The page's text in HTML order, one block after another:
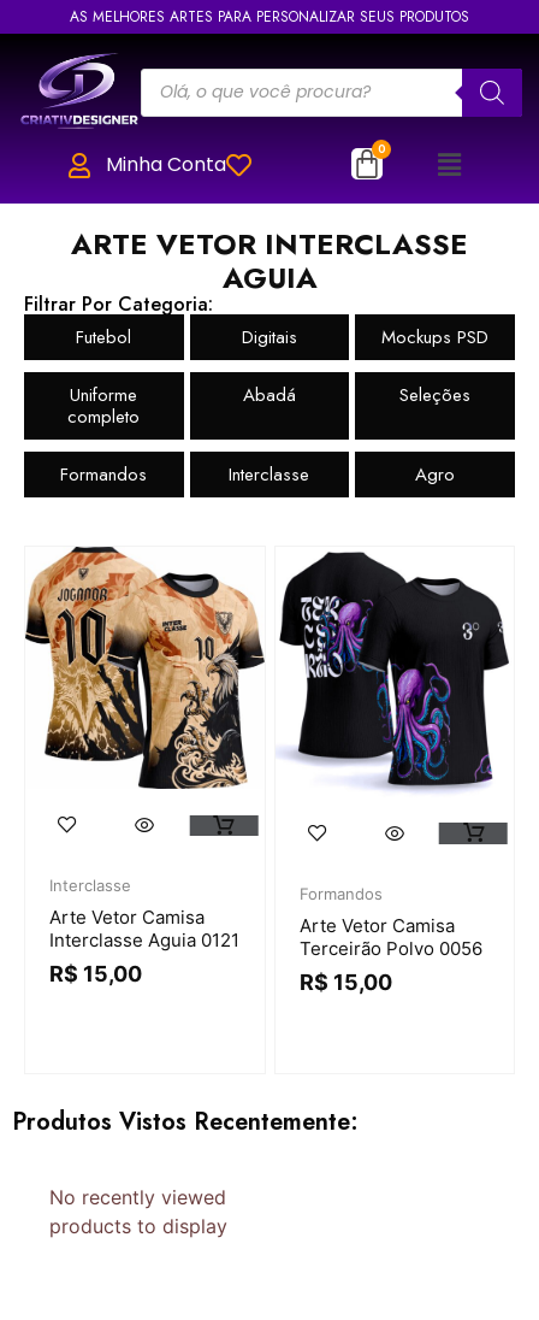
AS MELHORES ARTES PARA PERSONALIZAR SEUS PRODUTOS
Minha Conta
ARTE VETOR INTERCLASSE
AGUIA
Filtrar Por Categoria:
Futebol Digitais Mockups PSD
Uniforme
completo
Abadá Seleções
Formandos Interclasse Agro
Interclasse
Arte Vetor Camisa
Interclasse Aguia 0121
R$ 15,00
Formandos
Arte Vetor Camisa
Terceirão Polvo 0056
R$ 15,00
Produtos Vistos Recentemente:
No recently viewed
products to display